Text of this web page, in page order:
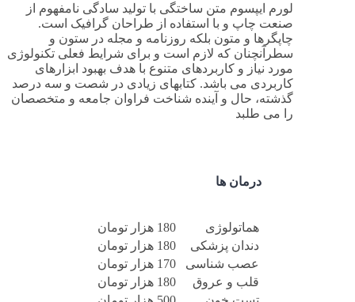
لورم ایپسوم متن ساختگی با تولید سادگی نامفهوم از
صنعت چاپ و با استفاده از طراحان گرافیک است.
چاپگرها و متون بلکه روزنامه و مجله در ستون و
سطرآنچنان که لازم است و برای شرایط فعلی تکنولوژی
مورد نیاز و کاربردهای متنوع با هدف بهبود ابزارهای
کاربردی می باشد. کتابهای زیادی در شصت و سه درصد
گذشته، حال و آینده شناخت فراوان جامعه و متخصصان
را می طلبد
درمان ها
هماتولوژی
180 هزار تومان
دندان پزشکی
180 هزار تومان
عصب شناسی
170 هزار تومان
قلب و عروق
180 هزار تومان